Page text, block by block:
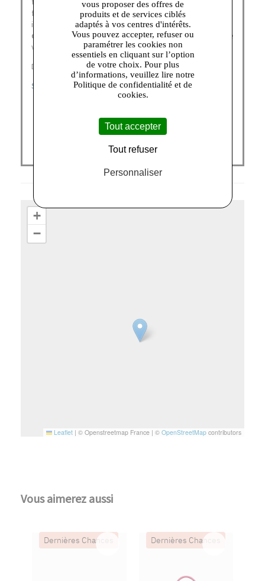
traversent le temps, sans prendre une ride. A toutes les
femmes et les hommes revendiquant une allure
intemporelle, Le Tanneur propose unelarge collection
de maroquinerie à porter au quotidien et aimer toute une
vie.
Découvrez nos catégories :
SACS FEMME|PETITE MAROQUINERIE
+
−
Leaflet | © Openstreetmap France | © OpenStreetMap contributors
Vous aimerez aussi
Dernières Chances Dernières Chances
vous proposer des offres de
produits et de services ciblés
adaptés à vos centres d'intérêts.
Vous pouvez accepter, refuser ou
paramétrer les cookies non
essentiels en cliquant sur l’option
de votre choix. Pour plus
d’informations, veuillez lire notre
Politique de confidentialité et de
cookies.
Tout accepter
Tout refuser
Personnaliser